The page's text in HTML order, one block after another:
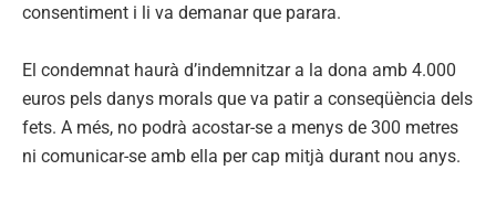
consentiment i li va demanar que parara.
El condemnat haurà d’indemnitzar a la dona amb 4.000
euros pels danys morals que va patir a conseqüència dels
fets. A més, no podrà acostar-se a menys de 300 metres
ni comunicar-se amb ella per cap mitjà durant nou anys.